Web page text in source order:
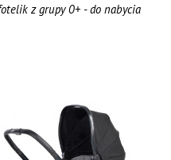
z grupy 0+ - do nabycia